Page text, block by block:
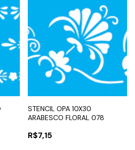
STENCIL OPA 10X30
ARABESCO FLORAL 078
R$7,15